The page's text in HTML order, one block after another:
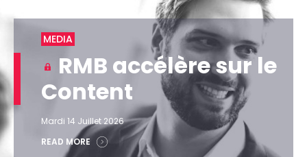
MEDIA
RMB accélère sur le
Content
Mardi 14 Juillet 2026
READ MORE